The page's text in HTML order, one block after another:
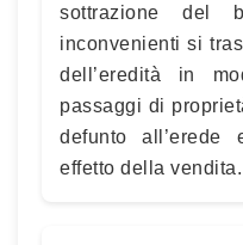
sottrazione del
inconvenienti si
dell’eredità in
passaggi di
defunto all’erede
effetto della vendita.